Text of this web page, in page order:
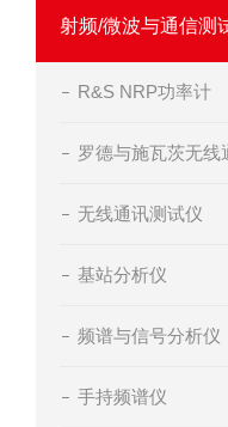
射频/微波与通信测
R&S NRP功率计
罗德与施瓦茨无线
无线通讯测试仪
基站分析仪
频谱与信号分析仪
手持频谱仪